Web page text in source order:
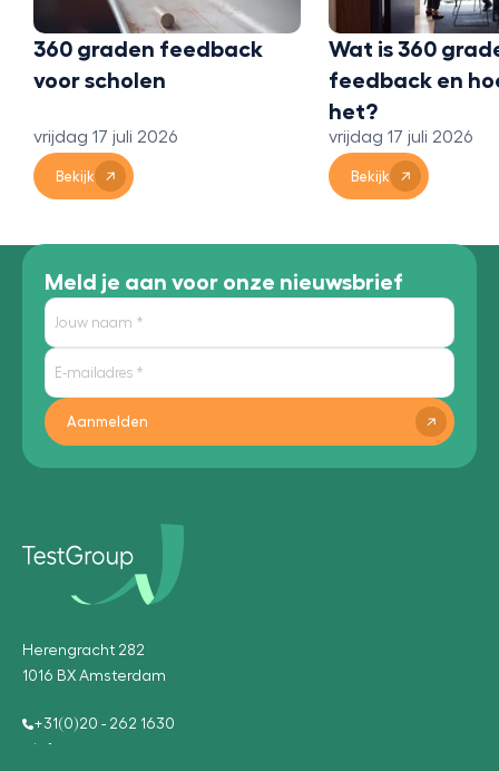
360 graden feedback
voor scholen
vrijdag 17 juli 2026
Bekijk
Wat is 360
feedback en
het?
vrijdag 17 juli 2026
Bekijk
Meld je aan voor onze nieuwsbrief
Aanmelden
Herengracht 282
1016 BX Amsterdam
+31(0)20 - 262 1630
info@testgroup.com